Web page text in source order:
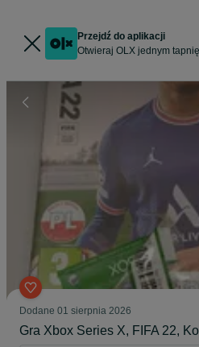
Przejdź do aplikacji
Otwieraj OLX jednym
Dodane 01 sierpnia 2026
Gra Xbox Series X, FIFA 22,